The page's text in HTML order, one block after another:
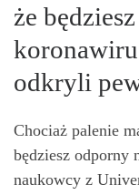
że
odkryli
Chociaż palenie
będziesz odporny
naukowcy z